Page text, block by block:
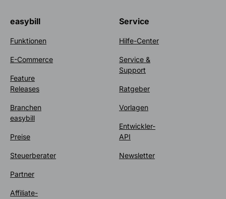
easybill
Funktionen
E-Commerce
Feature
Releases
Branchen
easybill
Preise
Steuerberater
Partner
Affiliate-
Service
Hilfe-Center
Service &
Support
Ratgeber
Vorlagen
Entwickler-
API
Newsletter